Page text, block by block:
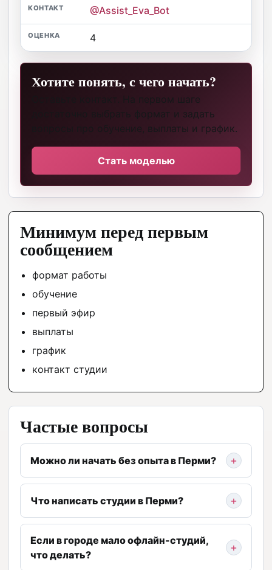
@Assist_Eva_Bot
4
Хотите понять, с чего начать?
Оставьте контакт. На первом шаге
достаточно выбрать формат и задать
вопросы про обучение, выплаты и график.
Стать моделью
Минимум перед первым
сообщением
формат работы
обучение
первый эфир
выплаты
график
контакт студии
Частые вопросы
Можно ли начать без опыта в Перми?
Что написать студии в Перми?
Если в городе мало офлайн-студий,
что делать?